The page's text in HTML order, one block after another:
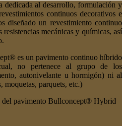
dedicada al desarrollo, formulación y
continuos decorativos e
diseñado un revestimiento continuo
resistencias mecánicas y químicas, así
es un pavimento continuo híbrido
no pertenece al grupo de los
autonivelante u hormigón) ni al
parquets, etc.)
del pavimento Bullconcept® Hybrid